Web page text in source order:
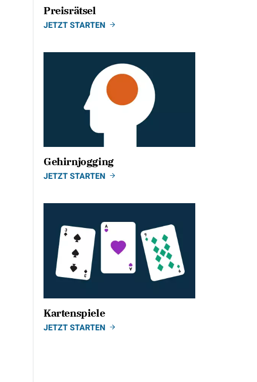
Preisrätsel
JETZT STARTEN
Gehirnjogging
JETZT STARTEN
Kartenspiele
JETZT STARTEN